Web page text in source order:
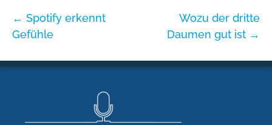
← Spotify erkennt
Gefühle
Wozu der dritte
Daumen gut ist →